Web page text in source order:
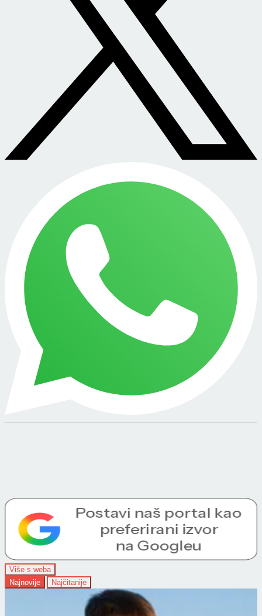
Više s weba
Najnovije
Najčitanije